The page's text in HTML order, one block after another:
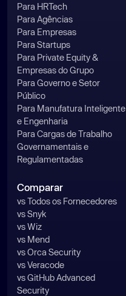
Para HRTech
Para Agências
Para Empresas
Para Startups
Para Private Equity &
Empresas do Grupo
Para Governo e Setor
Público
Para Manufatura Inteligente
e Engenharia
Para Cargas de Trabalho
Governamentais e
Regulamentadas
Comparar
vs Todos os Fornecedores
vs Snyk
vs Wiz
vs Mend
vs Orca Security
vs Veracode
vs GitHub Advanced
Security